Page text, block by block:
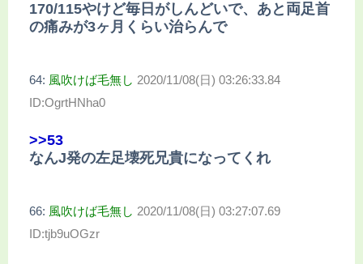
170/115やけど毎日がしんどいで、あと両足首
の痛みが3ヶ月くらい治らんで
64: 風吹けば毛無し 2020/11/08(日) 03:26:33.84
ID:OgrtHNha0
>>53
なんJ発の左足壊死兄貴になってくれ
66: 風吹けば毛無し 2020/11/08(日) 03:27:07.69
ID:tjb9uOGzr